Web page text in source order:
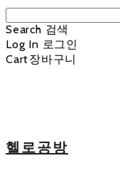
Search 검색
Log In 로그인
Cart장바구니
헬로공방